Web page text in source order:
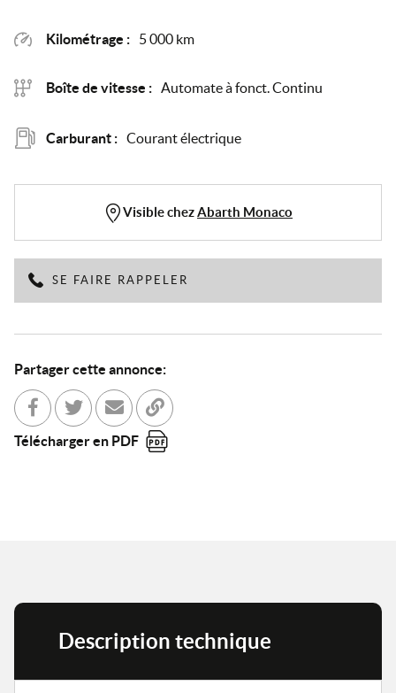
Kilométrage : 5 000 km
Boîte de vitesse : Automate à fonct. Continu
Carburant : Courant électrique
Visible chezAbarth Monaco
SE FAIRE RAPPELER
Partager cette annonce:
Partager sur Facebook
Partager sur Twitter
Envoyer à un ami
Copier dans le bloc-note
Télécharger en PDF
Description technique